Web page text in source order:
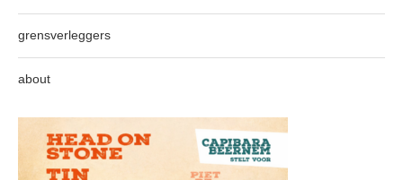
grensverleggers
about